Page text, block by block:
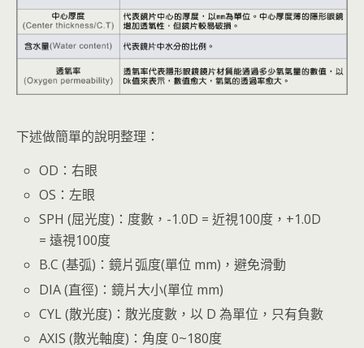
下述做簡單的說明整理：
OD：右眼
OS：左眼
SPH (屈光度)：度數，-1.0D = 近視100度，+1.0D
= 遠視100度
B.C (基弧)：鏡片弧度(單位 mm)，避免滑動
DIA (直徑)：鏡片大小(單位 mm)
CYL (散光度)：散光度數，以 D 為單位，只有負數
AXIS (散光軸度)：角度 0~180度